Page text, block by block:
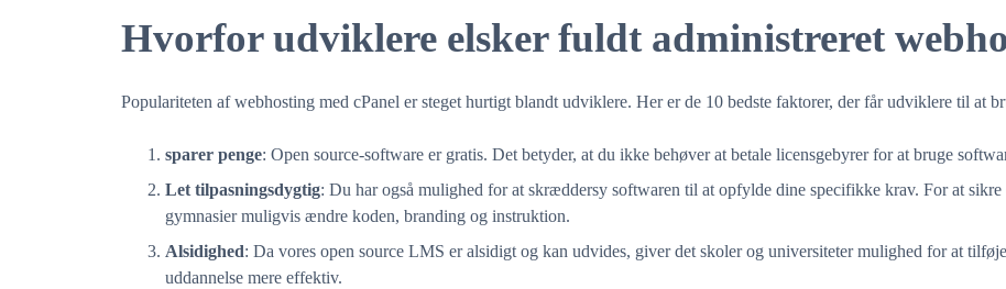
Hvorfor udviklere elsker fuldt administreret
Populariteten af ​​webhosting med cPanel er steget hurtigt blandt udviklere. Her er de 10 bedste faktorer, der får udviklere til at
sparer penge: Open source-software er gratis. Det betyder, at du ikke behøver at betale licensgebyrer for at bruge
Let tilpasningsdygtig: Du har også mulighed for at skræddersy softwaren til at opfylde dine specifikke krav. For at
gymnasier muligvis ændre koden, branding og instruktion.
Alsidighed: Da vores open source LMS er alsidigt og kan udvides, giver det skoler og universiteter mulighed for at
uddannelse mere effektiv.